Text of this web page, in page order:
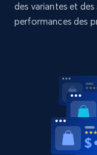
products from
Title, Seller
des variantes et
performances des